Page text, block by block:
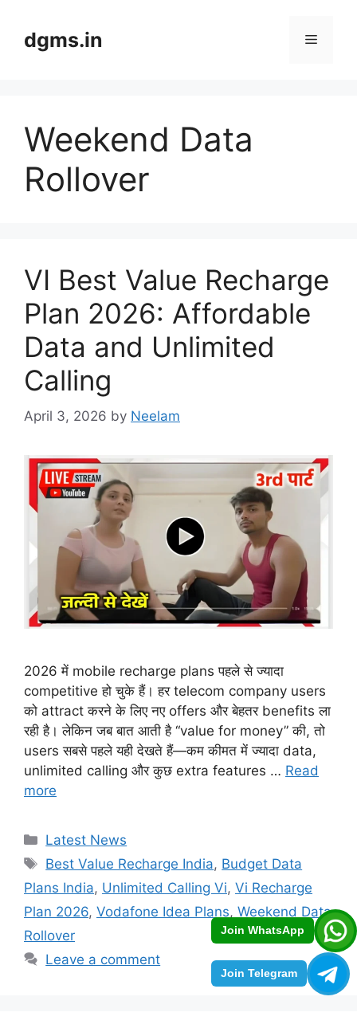
Join WhatsApp
Join Telegram
contentdgms.in Menu
Weekend Data
Rollover
VI Best Value Recharge
Plan 2026: Affordable
Data and Unlimited
Calling
April 3, 2026 by Neelam
2026 में mobile recharge plans पहले से ज्यादा
competitive हो चुके हैं। हर telecom company users
को attract करने के लिए नए offers और बेहतर benefits ला
रही है। लेकिन जब बात आती है “value for money” की, तो
users सबसे पहले यही देखते हैं—कम कीमत में ज्यादा data,
unlimited calling और कुछ extra features … Read
more
Categories
Latest News
Tags
Best Value Recharge India, Budget Data
Plans India, Unlimited Calling Vi, Vi Recharge
Plan 2026, Vodafone Idea Plans, Weekend Data
Rollover
Leave a comment